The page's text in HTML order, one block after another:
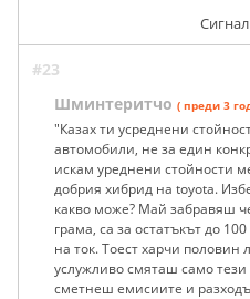
#23
Шминтеритчо ( преди 3
"Казах ти усреднени
автомобили, не за един
искам уреднени стойности
добрия хибрид на toyota.
какво може? Май забравяш
грама, са за остатъкът до
на ток. Тоест харчи
услужливо смяташ само
сметнеш емисиите и